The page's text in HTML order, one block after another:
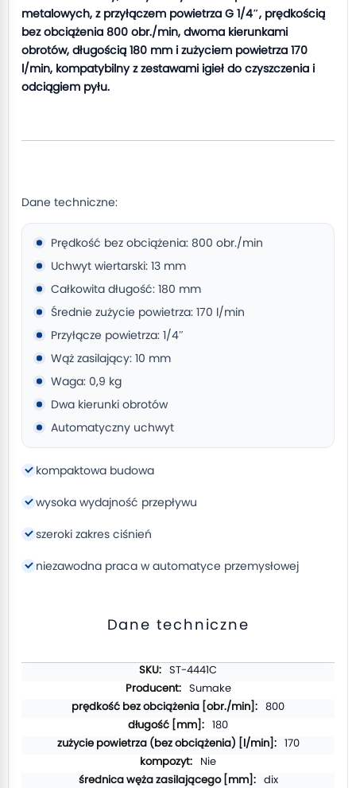
metalowych, z przyłączem powietrza G 1/4″, prędkością
bez obciążenia 800 obr./min, dwoma kierunkami
obrotów, długością 180 mm i zużyciem powietrza 170
l/min, kompatybilny z zestawami igieł do czyszczenia i
odciągiem pyłu.
Dane techniczne:
Prędkość bez obciążenia: 800 obr./min
Uchwyt wiertarski: 13 mm
Całkowita długość: 180 mm
Średnie zużycie powietrza: 170 l/min
Przyłącze powietrza: 1/4″
Wąż zasilający: 10 mm
Waga: 0,9 kg
Dwa kierunki obrotów
Automatyczny uchwyt
kompaktowa budowa
wysoka wydajność przepływu
szeroki zakres ciśnień
niezawodna praca w automatyce przemysłowej
Dane techniczne
ST-4441C
Sumake
800
180
170
Nie
dix